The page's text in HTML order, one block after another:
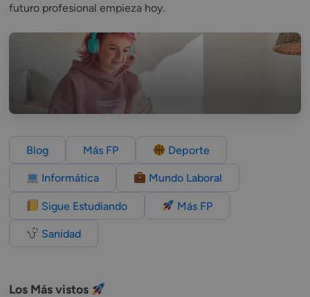
futuro profesional empieza hoy.
Blog Más FP Deporte
Informática Mundo Laboral
Sigue Estudiando Más FP
Sanidad
Los Más vistos